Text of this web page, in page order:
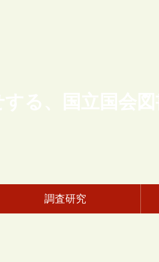
る、国立国会
調査研究